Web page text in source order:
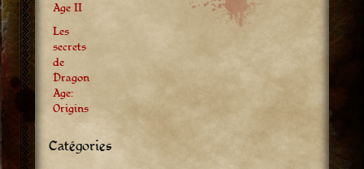
Age II
Les
secrets
de
Dragon
Age:
Origins
Catégories